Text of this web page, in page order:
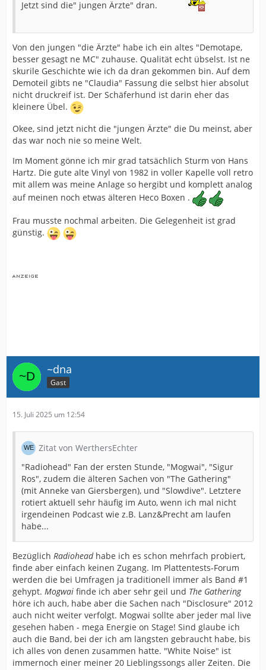
Jetzt sind die" jungen Ärzte" dran.
Von den jungen "die Ärzte" habe ich ein altes "Demotape,
besser gesagt ne MC" zuhause. Qualität echt übselst. Ist ne
skurile Geschichte wie ich da dran gekommen bin. Auf dem
Demoteil gibts ne "Claudia" Fassung die selbst hier absolut
nicht druckreif ist. Der Schäferhund ist darin eher das
kleinere Übel.
Okee, sind jetzt nicht die "jungen Ärzte" die Du meinst, aber
das war noch nie so meine Welt.
Im Moment gönne ich mir grad tatsächlich Sturm von Hans
Hartz. Die gute alte Vinyl von 1982 in voller Kapelle voll retro
mit allem was meine Anlage so hergibt und komplett analog
auf meinen noch etwas älteren Heco Boxen .
Frau musste nochmal arbeiten. Die Gelegenheit ist grad
günstig.
~dna
Gast
15. Juli 2025 um 12:54
Zitat von WerthersEchter
"Radiohead" Fan der ersten Stunde, "Mogwai", "Sigur
Ros", zudem die älteren Sachen von "The Gathering"
(mit Anneke van Giersbergen), und "Slowdive". Letztere
rotiert aktuell sehr häufig im Auto, wenn ich mal nicht
irgendeinen Podcast wie z.B. Lanz&Precht am laufen
habe...
Bezüglich Radiohead habe ich es schon mehrfach probiert,
finde aber einfach keinen Zugang. Im Plattentests-Forum
werden die bei Umfragen ja traditionell immer als Band #1
gehypt. Mogwai finde ich aber sehr geil und The Gathering
höre ich auch, habe aber die Sachen nach "Disclosure" 2012
auch nicht weiter verfolgt. Mogwai sollte aber jeder mal live
gesehen haben - mega Energie on Stage! Sind glaube ich
auch die Band, bei der ich am längsten gebraucht habe, bis
ich alles von denen zusammen hatte. "White Noise" ist
immernoch einer meiner 20 Lieblingssongs aller Zeiten. Die